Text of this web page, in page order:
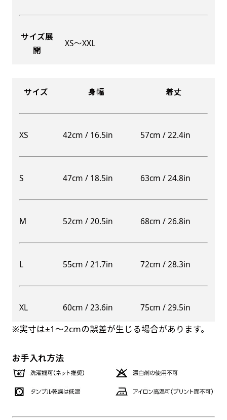
サイズ展
開
XS〜XXL
サイズ 身幅 着丈
XS 42cm / 16.5in 57cm / 22.4in
S 47cm / 18.5in 63cm / 24.8in
M 52cm / 20.5in 68cm / 26.8in
L 55cm / 21.7in 72cm / 28.3in
XL 60cm / 23.6in 75cm / 29.5in
※実寸は±1〜2cmの誤差が生じる場合があります。
お手入れ方法
種のデザインを楽しむことができます。前からも
A面B面のデザイン変化を楽しんでお客様にアピ
自由入力(60x180以内)
お好みのサイズで縦幕・横幕の作成が可能です。
あんな場所こんな場所お好みのサイズでお好みの
幕の製作をお楽しみください
長辺が180cm以内、短辺が60cm以内であれば自
幕の製作をお楽しみください
レギュラーのれん
けて疑似的にのれんのような幕をつくります。お
レギュラーのれんスリムは横幕の上部にチチを5
か所つけて疑似的にのれんのような幕をつくりま
る場所でのぼり旗を使用する際に推奨されてい
ます。防炎加工によってのぼり旗が炎に触れても
燃えにくくなります。（燃えるというより溶け
るに近くなるイメージ）一般的な方法は、旗の
素材に特殊な化学薬品を使用して延焼を抑えま